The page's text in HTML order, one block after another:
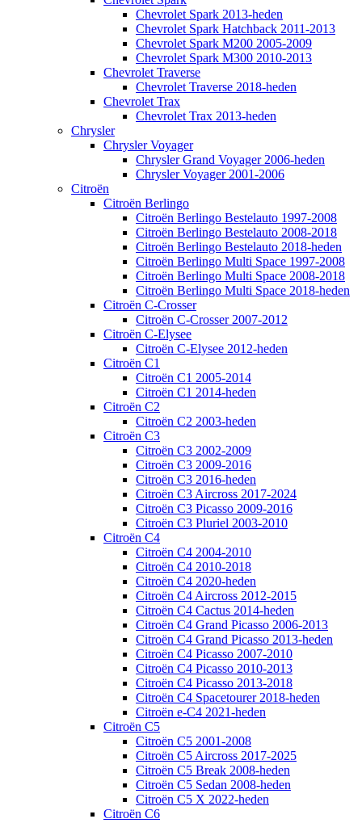
Chevrolet Spark 2013-heden
Chevrolet Spark Hatchback 2011-2013
Chevrolet Spark M200 2005-2009
Chevrolet Spark M300 2010-2013
Chevrolet Traverse
Chevrolet Traverse 2018-heden
Chevrolet Trax
Chevrolet Trax 2013-heden
Chrysler
Chrysler Voyager
Chrysler Grand Voyager 2006-heden
Chrysler Voyager 2001-2006
Citroën
Citroën Berlingo
Citroën Berlingo Bestelauto 1997-2008
Citroën Berlingo Bestelauto 2008-2018
Citroën Berlingo Bestelauto 2018-heden
Citroën Berlingo Multi Space 1997-2008
Citroën Berlingo Multi Space 2008-2018
Citroën Berlingo Multi Space 2018-heden
Citroën C-Crosser
Citroën C-Crosser 2007-2012
Citroën C-Elysee
Citroën C-Elysee 2012-heden
Citroën C1
Citroën C1 2005-2014
Citroën C1 2014-heden
Citroën C2
Citroën C2 2003-heden
Citroën C3
Citroën C3 2002-2009
Citroën C3 2009-2016
Citroën C3 2016-heden
Citroën C3 Aircross 2017-2024
Citroën C3 Picasso 2009-2016
Citroën C3 Pluriel 2003-2010
Citroën C4
Citroën C4 2004-2010
Citroën C4 2010-2018
Citroën C4 2020-heden
Citroën C4 Aircross 2012-2015
Citroën C4 Cactus 2014-heden
Citroën C4 Grand Picasso 2006-2013
Citroën C4 Grand Picasso 2013-heden
Citroën C4 Picasso 2007-2010
Citroën C4 Picasso 2010-2013
Citroën C4 Picasso 2013-2018
Citroën C4 Spacetourer 2018-heden
Citroën e-C4 2021-heden
Citroën C5
Citroën C5 2001-2008
Citroën C5 Aircross 2017-2025
Citroën C5 Break 2008-heden
Citroën C5 Sedan 2008-heden
Citroën C5 X 2022-heden
Citroën C6